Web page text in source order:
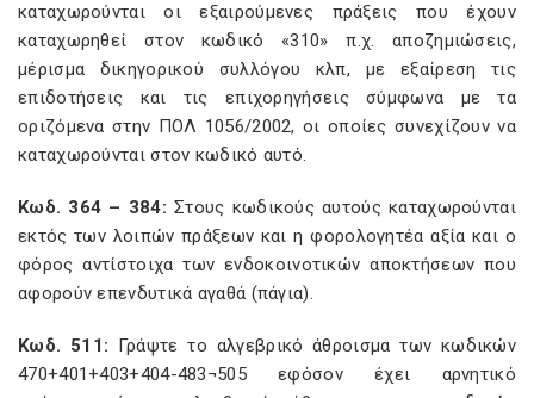
καταχωρούνται οι εξαιρούμενες πράξεις που έχουν
καταχωρηθεί στον κωδικό «310» π.χ. αποζημιώσεις,
μέρισμα δικηγορικού συλλόγου κλπ, με εξαίρεση τις
επιδοτήσεις και τις επιχορηγήσεις σύμφωνα με τα
οριζόμενα στην ΠΟΛ 1056/2002, οι οποίες συνεχίζουν να
καταχωρούνται στον κωδικό αυτό.
Κωδ. 364 – 384:Στους κωδικούς αυτούς καταχωρούνται
εκτός των λοιπών πράξεων και η φορολογητέα αξία και ο
φόρος αντίστοιχα των ενδοκοινοτικών αποκτήσεων που
αφορούν επενδυτικά αγαθά (πάγια).
Κωδ. 511: Γράψτε το αλγεβρικό άθροισμα των κωδικών
470+401+403+404-483¬505 εφόσον έχει αρνητικό